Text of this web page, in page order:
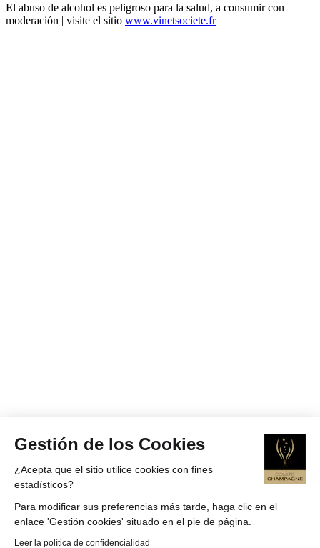
Gestión de los Cookies
¿Acepta que el sitio utilice cookies con fines
estadísticos?
Para modificar sus preferencias más tarde, haga clic en el
enlace 'Gestión cookies' situado en el pie de página.
Leer la política de confidencialidad
El abuso de alcohol es peligroso para la salud, a consumir con
moderación | visite el sitio www.vinetsociete.fr